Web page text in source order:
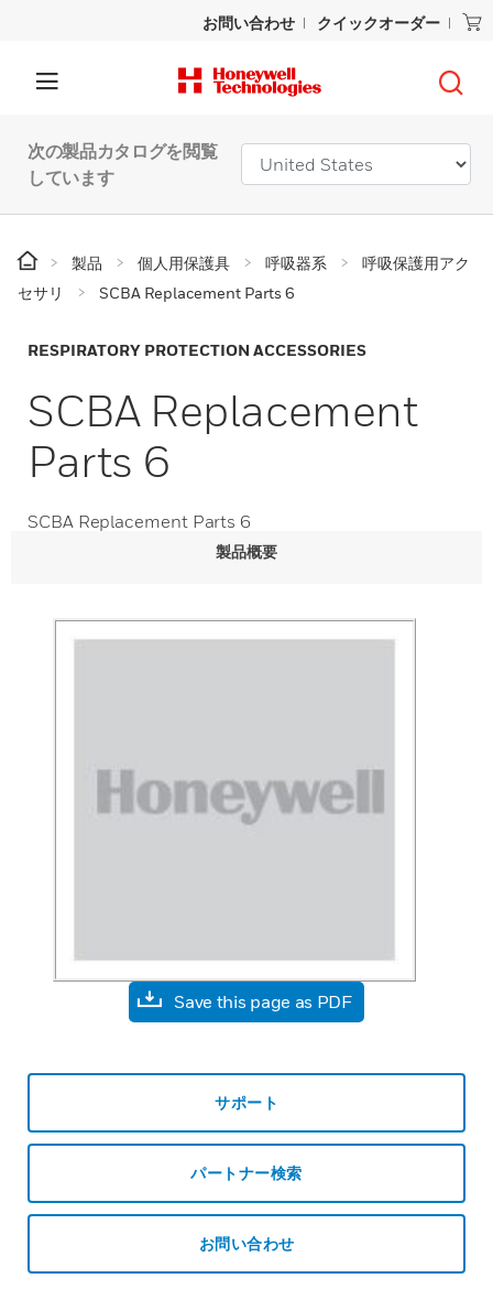
お問い合わせ クイックオーダー
次の製品カタログを閲覧
しています
製品 個人用保護具 呼吸器系
呼吸保護用アク
セサリ
SCBA Replacement Parts 6
RESPIRATORY PROTECTION ACCESSORIES
SCBA Replacement
Parts 6
SCBA Replacement Parts 6
製品概要
Save this page as PDF
サポート
パートナー検索
お問い合わせ